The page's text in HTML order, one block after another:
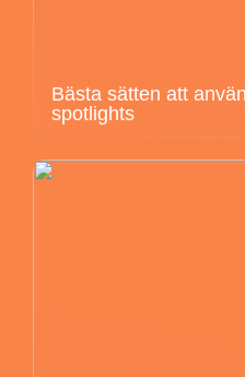
Bästa sätten att
spotlights